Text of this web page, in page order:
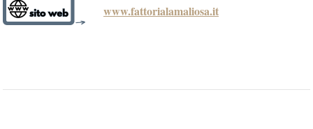
www.fattorialamaliosa.it